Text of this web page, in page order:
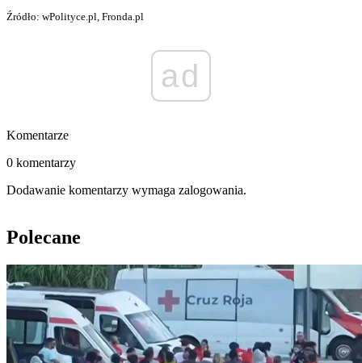
Źródło: wPolityce.pl, Fronda.pl
ad
Komentarze
0 komentarzy
Dodawanie komentarzy wymaga zalogowania.
Polecane